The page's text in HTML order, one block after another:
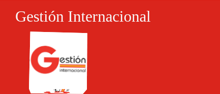
Gestión Internacional